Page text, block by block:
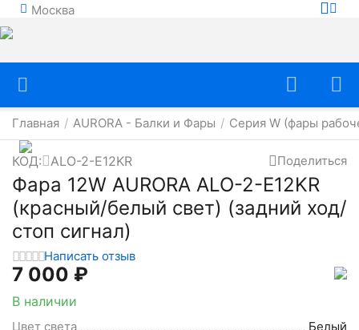
Москва
Главная / AURORA - Балки и Фары / Серия W (фары
КОД: ALO-2-E12KR Поделиться
Фара 12W AURORA ALO-2-E12KR
(красный/белый свет) (задний ход/
стоп сигнал)
Написать отзыв
7 000 ₽
В наличии
Цвет света
Белый